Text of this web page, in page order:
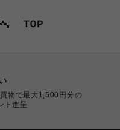
物で最大1,500円分の
ト進呈